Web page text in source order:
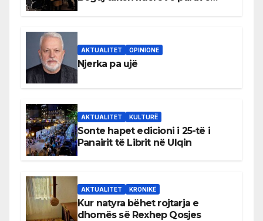
AKTUALITET OPINIONE
Njerka pa ujë
AKTUALITET KULTURË
Sonte hapet edicioni i 25-të i
Panairit të Librit në Ulqin
AKTUALITET KRONIKË
Kur natyra bëhet rojtarja e
dhomës së Rexhep Qosjes